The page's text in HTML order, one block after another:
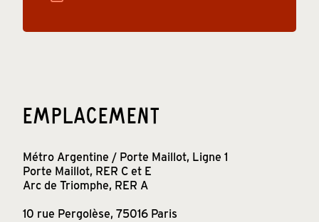
EMPLACEMENT
Métro Argentine / Porte Maillot, Ligne 1
Porte Maillot, RER C et E
Arc de Triomphe, RER A
10 rue Pergolèse, 75016 Paris